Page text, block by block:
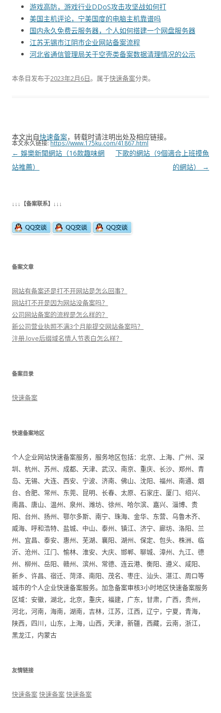
游戏高防，游戏行业DDoS攻击攻坚战如何打
美国主机评论，宁美国度的电脑主机靠谱吗
国内永久免费云服务器，个人如何搭建一个网盘服务器
江苏无锡市江阴市企业网站备案流程
河北省通信管理局关于空壳类备案数据清理情况的公示
本条目发布于2023年2月6日。属于快速备案分类。
本文出自快速备案，转载时请注明出处及相应链接。
本文永久链接:https://www.175ku.com/41867.html
文
章
← 娛樂新聞網站（16款趣味網
站推薦）
下歌的網站（9個適合上班摸魚
的網站）
→
↓↓↓【备案联系】↓↓↓
备案文章
网站有备案还是打不开网站是怎么回事？
网站打不开是因为网站没备案吗？
公司网站备案的流程是怎么样的？
新公司营业执照不满3个月能提交网站备案吗？
注册.love后缀域名情人节表白怎么样？
备案目录
快速备案
快速备案地区
个人企业网站快速备案服务，服务地区包括：北京、上海、广州、深
圳、杭州、苏州、成都、天津、武汉、南京、重庆、长沙、郑州、青
岛、无锡、大连、西安、宁波、济南、佛山、沈阳、福州、南通、烟
台、合肥、常州、东莞、昆明、长春、太原、石家庄、厦门、绍兴、
南昌、唐山、温州、泉州、潍坊、徐州、哈尔滨、嘉兴、淄博、贵
阳、台州、扬州、鄂尔多斯、南宁、珠海、金华、东营、乌鲁木齐、
威海、呼和浩特、盐城、中山、泰州、镇江、济宁、廊坊、洛阳、兰
州、宜昌、泰安、惠州、芜湖、襄阳、湖州、保定、包头、株洲、临
沂、沧州、江门、愉林、淮安、大庆、邯郸、聊城、漳州、九江、德
州、柳州、岳阳、赣州、滨州、常德、连云港、衡阳、遵义、咸阳、
新乡、许昌、宿迁、菏泽、南阳、茂名、枣庄、汕头、湛江、周口等
城市的个人企业快速备案服务。加急备案审核3小时地区快速备案服务
区域：安徽，湖北，北京，重庆，福建，广东，甘肃，广西，贵州，
河北，河南，海南，湖南，吉林，江苏，江西，辽宁，宁夏，青海，
陕西，四川，山东，上海，山西，天津，新疆，西藏，云南，浙江，
黑龙江，内蒙古
友情链接
快速备案快速备案快速备案